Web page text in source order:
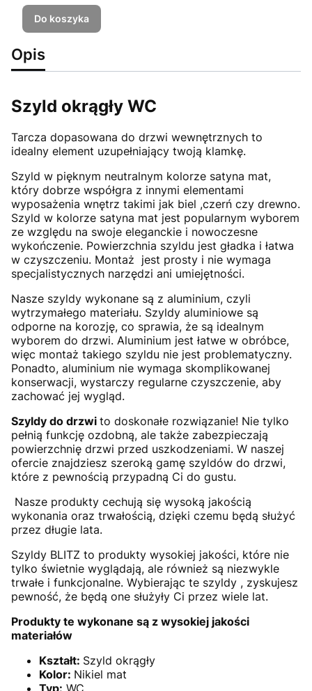
Do koszyka
Opis
Szyld okrągły WC
Tarcza dopasowana do drzwi wewnętrznych to
idealny element uzupełniający twoją klamkę.
Szyld w pięknym neutralnym kolorze satyna mat,
który dobrze współgra z innymi elementami
wyposażenia wnętrz takimi jak biel ,czerń czy drewno.
Szyld w kolorze satyna mat jest popularnym wyborem
ze względu na swoje eleganckie i nowoczesne
wykończenie. Powierzchnia szyldu jest gładka i łatwa
w czyszczeniu. Montaż jest prosty i nie wymaga
specjalistycznych narzędzi ani umiejętności.
Nasze szyldy wykonane są z aluminium, czyli
wytrzymałego materiału. Szyldy aluminiowe są
odporne na korozję, co sprawia, że są idealnym
wyborem do drzwi. Aluminium jest łatwe w obróbce,
więc montaż takiego szyldu nie jest problematyczny.
Ponadto, aluminium nie wymaga skomplikowanej
konserwacji, wystarczy regularne czyszczenie, aby
zachować jej wygląd.
Szyldy do drzwi to doskonałe rozwiązanie! Nie tylko
pełnią funkcję ozdobną, ale także zabezpieczają
powierzchnię drzwi przed uszkodzeniami. W naszej
ofercie znajdziesz szeroką gamę szyldów do drzwi,
które z pewnością przypadną Ci do gustu.
Nasze produkty cechują się wysoką jakością
wykonania oraz trwałością, dzięki czemu będą służyć
przez długie lata.
Szyldy BLITZ to produkty wysokiej jakości, które nie
tylko świetnie wyglądają, ale również są niezwykle
trwałe i funkcjonalne. Wybierając te szyldy , zyskujesz
pewność, że będą one służyły Ci przez wiele lat.
Produkty te wykonane są z wysokiej jakości
materiałów
Kształt: Szyld okrągły
Kolor: Nikiel mat